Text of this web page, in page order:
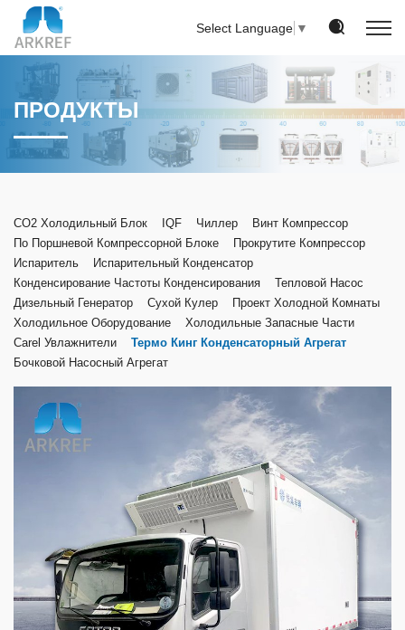
Select Language ▼
ПРОДУКТЫ
CO2 Холодильный Блок IQF Чиллер
Винт Компрессор
По Поршневой Компрессорной Блоке
Прокрутите Компрессор
Испаритель
Испарительный Конденсатор
Конденсирование Частоты Конденсирования
Тепловой Насос
Дизельный Генератор
Сухой Кулер
Проект Холодной Комнаты
Холодильное Оборудование
Холодильные Запасные Части
Carel Увлажнители
Термо Кинг Конденсаторный Агрегат
Бочковой Насосный Агрегат